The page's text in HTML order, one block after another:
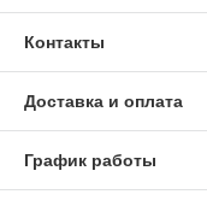
Контакты
Доставка и оплата
График работы